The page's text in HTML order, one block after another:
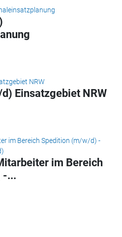
Einsatzgebiet NRW
im Bereich
-...